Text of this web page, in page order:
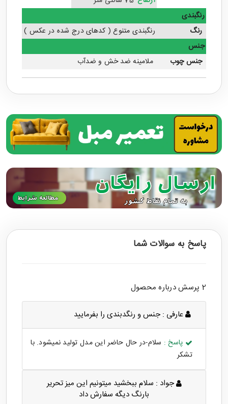
رنگبندی
رنگ
رنگبندی متنوع ( کدهای درج شده در عکس )
جنس
جنس چوب
ملامینه ضد خش و ضدآب
پاسخ به سوالات شما
2 پرسش درباره محصول
عارفی :جنس و رنگدبندی را بفرمایید
پاسخ : سلام-در حال حاضر این مدل تولید نمیشود. با
تشکر
جواد : سلام ببخشید میتونیم این میز تحریر
بارنگ دیگه سفارش داد